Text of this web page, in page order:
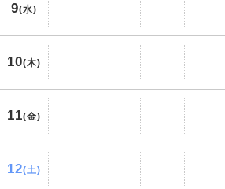
9(水)
10(木)
11(金)
12(土)